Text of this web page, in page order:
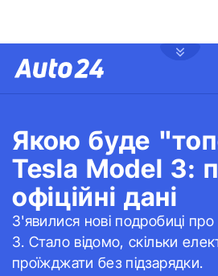
Якою буде
Tesla Model 3:
офіційні дані
З'явилися нові подробиці
3. Стало відомо, скільки
проїжджати без підзарядки.